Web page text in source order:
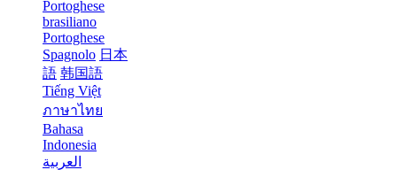
Portoghese
brasiliano
Portoghese
Spagnolo 日本
語 韩国語
Tiếng Việt
ภาษาไทย
Bahasa
Indonesia
العربية